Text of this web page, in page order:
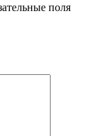
поля